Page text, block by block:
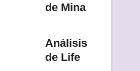
de Mina
Análisis
de Life